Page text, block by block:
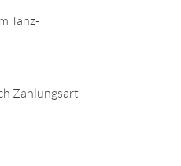
Tanz-
Zahlungsart